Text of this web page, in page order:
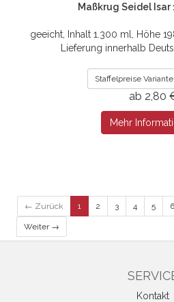
Maßkrug Seidel Isar
geeicht, Inhalt 1.300 ml, Höhe
Lieferung innerhalb
Staffelpreise
ab 2,80
Mehr
← Zurück 1 2 3 4 5 6
Weiter →
Kontakt